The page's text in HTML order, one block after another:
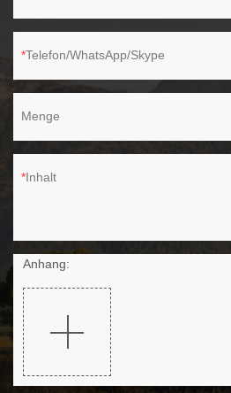
Telefon/WhatsApp/Skype
Menge
Inhalt
Anhang: